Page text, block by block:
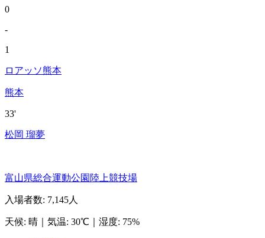
0
-
1
ロアッソ熊本
熊本
33'
松岡 瑠夢
富山県総合運動公園陸上競技場
入場者数: 7,145人
天候: 晴 気温: 30℃ 湿度: 75%